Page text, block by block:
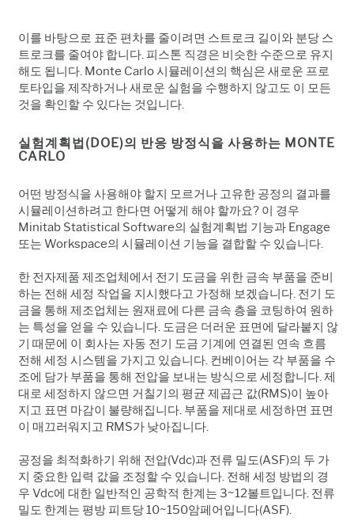
이를 바탕으로 표준 편차를 줄이려면 스트로크 길이와 분당 스
트로크를 줄여야 합니다. 피스톤 직경은 비슷한 수준으로 유지
해도 됩니다. Monte Carlo 시뮬레이션의 핵심은 새로운 프로
토타입을 제작하거나 새로운 실험을 수행하지 않고도 이 모든
것을 확인할 수 있다는 것입니다.
실험계획법(DOE)의 반응 방정식을 사용하는 MONTE
CARLO
어떤 방정식을 사용해야 할지 모르거나 고유한 공정의 결과를
시뮬레이션하려고 한다면 어떻게 해야 할까요? 이 경우
Minitab Statistical Software의 실험계획법 기능과 Engage
또는 Workspace의 시뮬레이션 기능을 결합할 수 있습니다.
한 전자제품 제조업체에서 전기 도금을 위한 금속 부품을 준비
하는 전해 세정 작업을 지시했다고 가정해 보겠습니다. 전기 도
금을 통해 제조업체는 원재료에 다른 금속 층을 코팅하여 원하
는 특성을 얻을 수 있습니다. 도금은 더러운 표면에 달라붙지 않
기 때문에 이 회사는 자동 전기 도금 기계에 연결된 연속 흐름
전해 세정 시스템을 가지고 있습니다. 컨베이어는 각 부품을 수
조에 담가 부품을 통해 전압을 보내는 방식으로 세정합니다. 제
대로 세정하지 않으면 거칠기의 평균 제곱근 값(RMS)이 높아
지고 표면 마감이 불량해집니다. 부품을 제대로 세정하면 표면
이 매끄러워지고 RMS가 낮아집니다.
공정을 최적화하기 위해 전압(Vdc)과 전류 밀도(ASF)의 두 가
지 중요한 입력 값을 조정할 수 있습니다. 전해 세정 방법의 경
우 Vdc에 대한 일반적인 공학적 한계는 3~12볼트입니다. 전류
밀도 한계는 평방 피트당 10~150암페어입니다(ASF).